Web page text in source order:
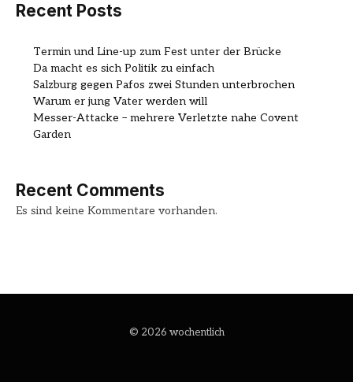
Recent Posts
Termin und Line-up zum Fest unter der Brücke
Da macht es sich Politik zu einfach
Salzburg gegen Pafos zwei Stunden unterbrochen
Warum er jung Vater werden will
Messer-Attacke – mehrere Verletzte nahe Covent
Garden
Recent Comments
Es sind keine Kommentare vorhanden.
© 2026 wochentlich